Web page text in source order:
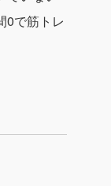
0で筋トレ